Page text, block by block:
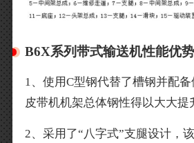
B6X系列带式输送机性能优势
1、使用C型钢代替了槽钢并配
皮带机机架总体钢性得以大大提
2、采用了“八字式”支腿设计，